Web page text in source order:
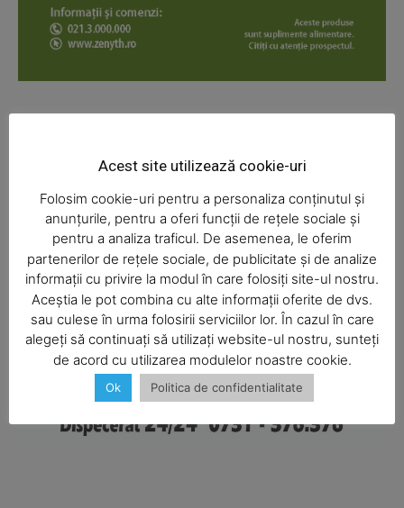
News Week
SUBSCRIBE NOW
Company
Acest site utilizează cookie-uri
Folosim cookie-uri pentru a personaliza conținutul și
anunțurile, pentru a oferi funcții de rețele sociale și
pentru a analiza traficul. De asemenea, le oferim
partenerilor de rețele sociale, de publicitate și de analize
informații cu privire la modul în care folosiți site-ul nostru.
Aceștia le pot combina cu alte informații oferite de dvs.
sau culese în urma folosirii serviciilor lor. În cazul în care
alegeți să continuați să utilizați website-ul nostru, sunteți
de acord cu utilizarea modulelor noastre cookie.
Ok Politica de confidentialitate